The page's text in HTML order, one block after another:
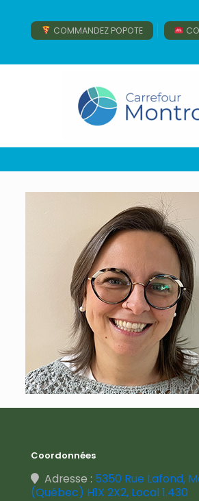
COMMANDEZ POPOTE
Coordonnées
Adresse : 5350 Rue Lafond,
(Québec) H1X 2X2, Local 1.430